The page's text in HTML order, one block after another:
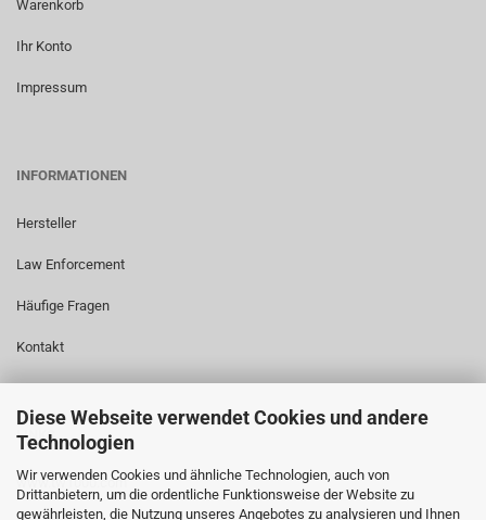
Diese Webseite verwendet Cookies und andere
Technologien
Wir verwenden Cookies und ähnliche Technologien, auch von
Drittanbietern, um die ordentliche Funktionsweise der Website zu
gewährleisten, die Nutzung unseres Angebotes zu analysieren und Ihnen
Warenkorb
Ihr Konto
Impressum
INFORMATIONEN
Hersteller
Law Enforcement
Häufige Fragen
Kontakt
LINKS
www.tw1000.com